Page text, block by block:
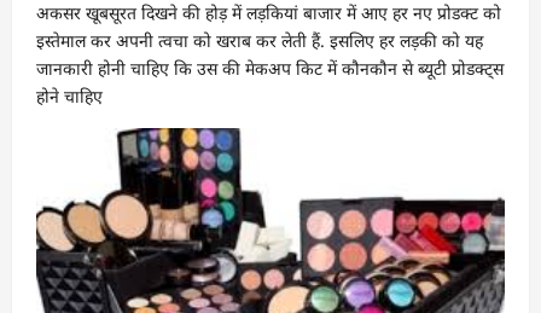
अकसर खूबसूरत दिखने की होड़ में लड़कियां बाजार में आए हर नए प्रोडक्ट को
इस्तेमाल कर अपनी त्वचा को खराब कर लेती हैं. इसलिए हर लड़की को यह
जानकारी होनी चाहिए कि उस की मेकअप किट में कौनकौन से ब्यूटी प्रोडक्ट्स
होने चाहिए